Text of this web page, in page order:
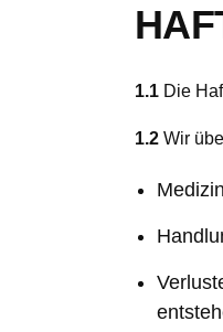
1.1 Die
1.2 Wir